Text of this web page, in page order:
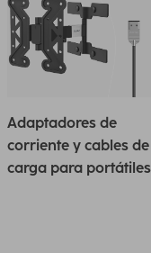
Adaptadores de
corriente y cables de
carga para portátiles